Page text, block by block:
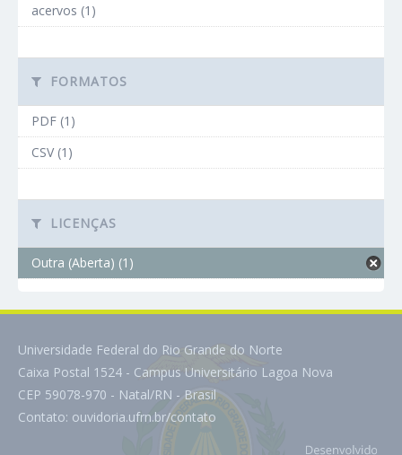
acervos (1)
FORMATOS
PDF (1)
CSV (1)
LICENÇAS
Outra (Aberta) (1)
Universidade Federal do Rio Grande do Norte
Caixa Postal 1524 - Campus Universitário Lagoa Nova
CEP 59078-970 - Natal/RN - Brasil
Contato: ouvidoria.ufrn.br/contato